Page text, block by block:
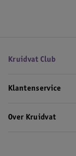
Kruidvat Club
Klantenservice
Over Kruidvat